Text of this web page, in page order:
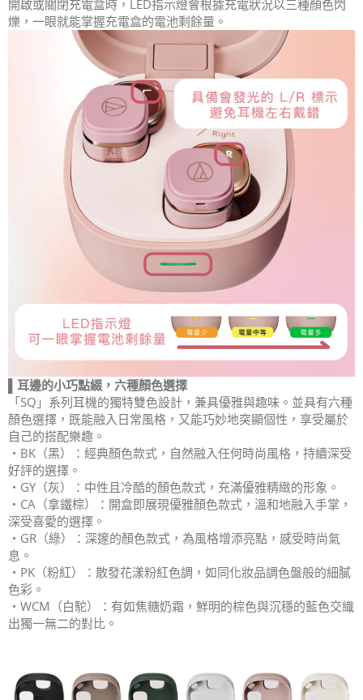
開啟或關閉充電盒時，LED指示燈會根據充電狀況以三種顏色閃
爍，一眼就能掌握充電盒的電池剩餘量。
▌耳邊的小巧點綴，六種顏色選擇
「SQ」系列耳機的獨特雙色設計，兼具優雅與趣味。並具有六種
顏色選擇，既能融入日常風格，又能巧妙地突顯個性，享受屬於
自己的搭配樂趣。
・BK（黑）：經典顏色款式，自然融入任何時尚風格，持續深受
好評的選擇。
・GY（灰）：中性且冷酷的顏色款式，充滿優雅精緻的形象。
・CA（拿鐵棕）：開盒即展現優雅顏色款式，溫和地融入手掌，
深受喜愛的選擇。
・GR（綠）：深邃的顏色款式，為風格增添亮點，感受時尚氣
息。
・PK（粉紅）：散發花漾粉紅色調，如同化妝品調色盤般的細膩
色彩。
・WCM（白駝）：有如焦糖奶霜，鮮明的棕色與沉穩的藍色交織
出獨一無二的對比。